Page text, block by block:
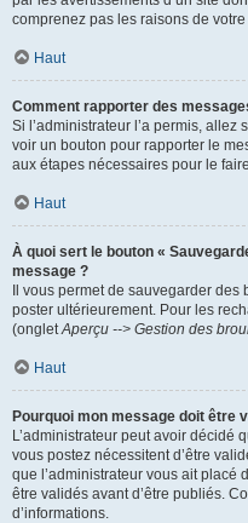
comprenez pas les raisons de
Haut
Comment rapporter des
Si l’administrateur l’a permis,
voir un bouton pour rapporter le
aux étapes nécessaires pour le
Haut
À quoi sert le bouton «
message ?
Il vous permet de sauvegarder
poster ultérieurement. Pour les
(ongletAperçu --> Gestion des
Haut
Pourquoi mon message doit être
L’administrateur peut avoir décidé
vous postez nécessitent d’être
que l’administrateur vous ait placé
être validés avant d’être publiés.
d’informations.